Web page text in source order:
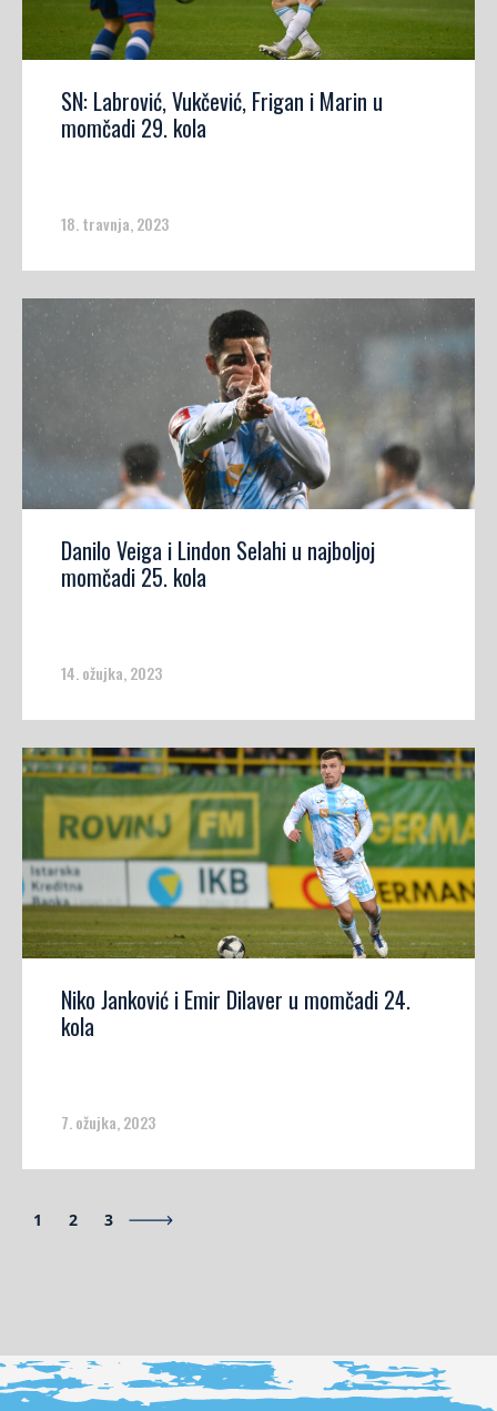
SN: Labrović, Vukčević, Frigan i Marin u
momčadi 29. kola
18. travnja, 2023
Danilo Veiga i Lindon Selahi u najboljoj
momčadi 25. kola
14. ožujka, 2023
Niko Janković i Emir Dilaver u momčadi 24.
kola
7. ožujka, 2023
1 2 3